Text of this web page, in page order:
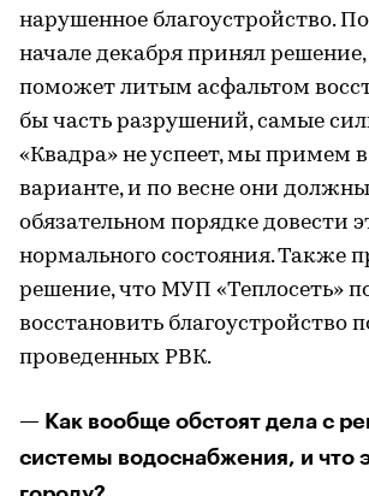
нарушенное благоустройство.
начале декабря принял
поможет литым асфальтом
бы часть разрушений, самые
«Квадра» не успеет, мы примем
варианте, и по весне они
обязательном порядке довести
нормального состояния. Также
решение, что МУП «Теплосеть»
восстановить благоустройство
проведенных РВК.
— Как вообще обстоят дела с
системы водоснабжения, и что